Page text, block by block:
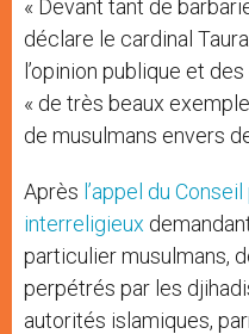
r
« Devant tant de
déclare le cardinal
l’opinion publique et
« de très beaux
de musulmans envers
Après l’appel du
interreligieux
particulier musulmans,
perpétrés par les
autorités islamiques,